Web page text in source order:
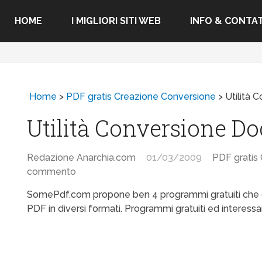
HOME I MIGLIORI SITI WEB INFO &
Home > PDF gratis Creazione Conversione > Utilità
Utilità Conversione
Redazione Anarchia.com 01/03/2009
PDF gratis
commento
SomePdf.com propone ben 4 programmi gratuiti
PDF in diversi formati. Programmi gratuiti ed